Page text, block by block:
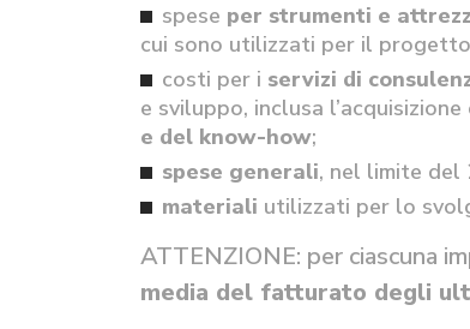
spese per strumenti e
cui sono utilizzati per il
costi per i servizi di
e sviluppo, inclusa
e del know-how;
spese generali, nel limite
materiali utilizzati per lo
ATTENZIONE: per ciascuna
media del fatturato degli